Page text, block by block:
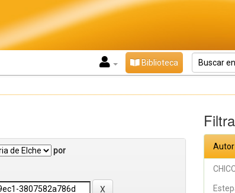
Biblioteca
por Autor